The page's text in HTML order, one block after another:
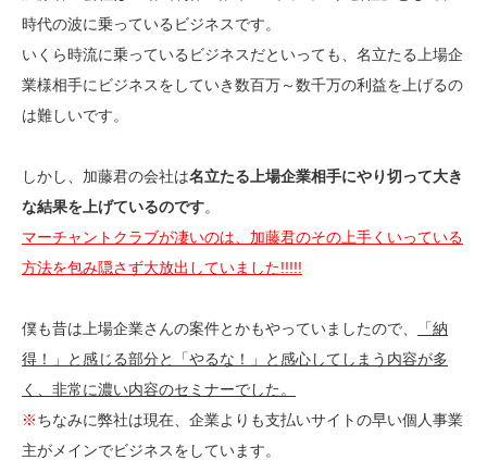
時代の波に乗っているビジネスです。
いくら時流に乗っているビジネスだといっても、名立たる上場企
業様相手にビジネスをしていき数百万～数千万の利益を上げるの
は難しいです。
しかし、加藤君の会社は名立たる上場企業相手にやり切って大き
な結果を上げているのです。
マーチャントクラブが凄いのは、加藤君のその上手くいっている
方法を包み隠さず大放出していました!!!!!
僕も昔は上場企業さんの案件とかもやっていましたので、
「納
得！」と感じる部分と「やるな！」と感心してしまう内容が多
く、非常に濃い内容のセミナーでした。
※ちなみに弊社は現在、企業よりも支払いサイトの早い個人事業
主がメインでビジネスをしています。